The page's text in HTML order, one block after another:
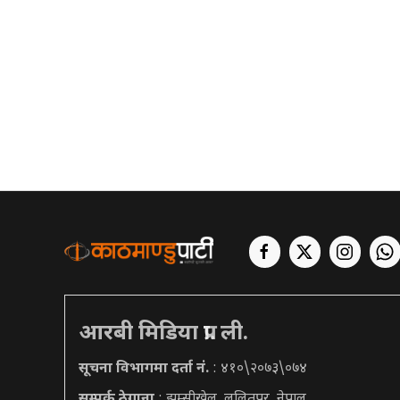
आरबी मिडिया प्रा. ली.
सूचना विभागमा दर्ता नं. : ४१०\२०७३\०७४